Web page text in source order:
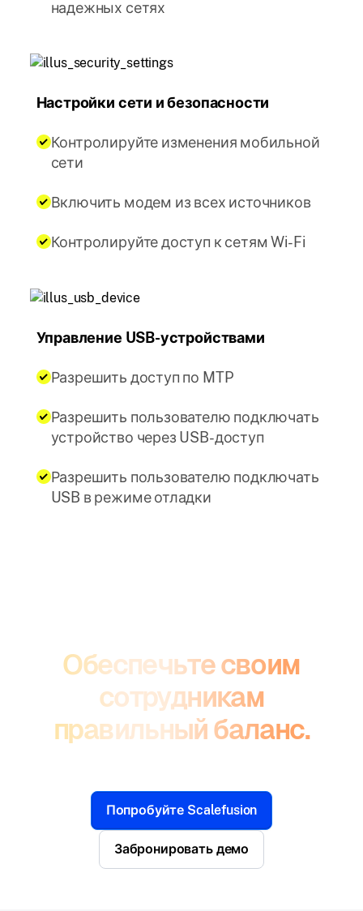
надежных сетях
Настройки сети и безопасности
Контролируйте изменения мобильной
сети
Включить модем из всех источников
Контролируйте доступ к сетям Wi-Fi
Управление USB-устройствами
Разрешить доступ по MTP
Разрешить пользователю подключать
устройство через USB-доступ
Разрешить пользователю подключать
USB в режиме отладки
Обеспечьте своим
сотрудникам
правильный баланс.
Попробуйте Scalefusion
Забронировать демо